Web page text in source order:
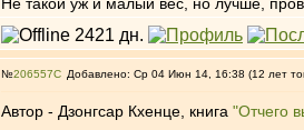
№206557 Добавлено: Ср 04 Июн 14, 16:38 (12 лет
Автор - Дзонгсар Кхенце, книга "Отчего